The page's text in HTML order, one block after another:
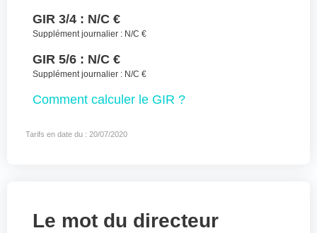
ENVOYER
GIR 3/4 : N/C €
Supplément journalier : N/C €
GIR 5/6 : N/C €
Supplément journalier : N/C €
Comment calculer le GIR ?
Tarifs en date du : 20/07/2020
Le mot du directeur